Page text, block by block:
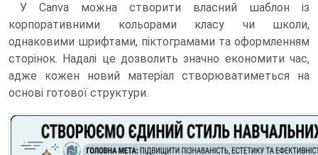
У Canva можна створити власний шаблон із
корпоративними кольорами класу чи школи,
однаковими шрифтами, піктограмами та оформленням
сторінок. Надалі це дозволить значно економити час,
адже кожен новий матеріал створюватиметься на
основі готової структури.